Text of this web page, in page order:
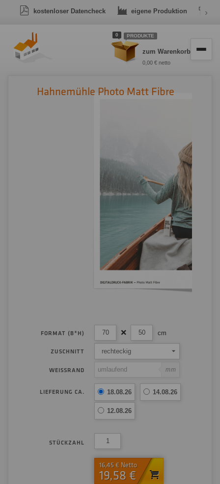
kostenloser Datencheck eigene Produktion ›
0 PRODUKTE
zum Warenkorb
0,00 € netto
Hahnemühle Photo Matt Fibre
FORMAT (B*H) cm
ZUSCHNITT rechteckig
WEISSRAND mm
LIEFERUNG CA. 18.08.26 14.08.26
12.08.26
STÜCKZAHL
16,45 € Netto
19,58 €